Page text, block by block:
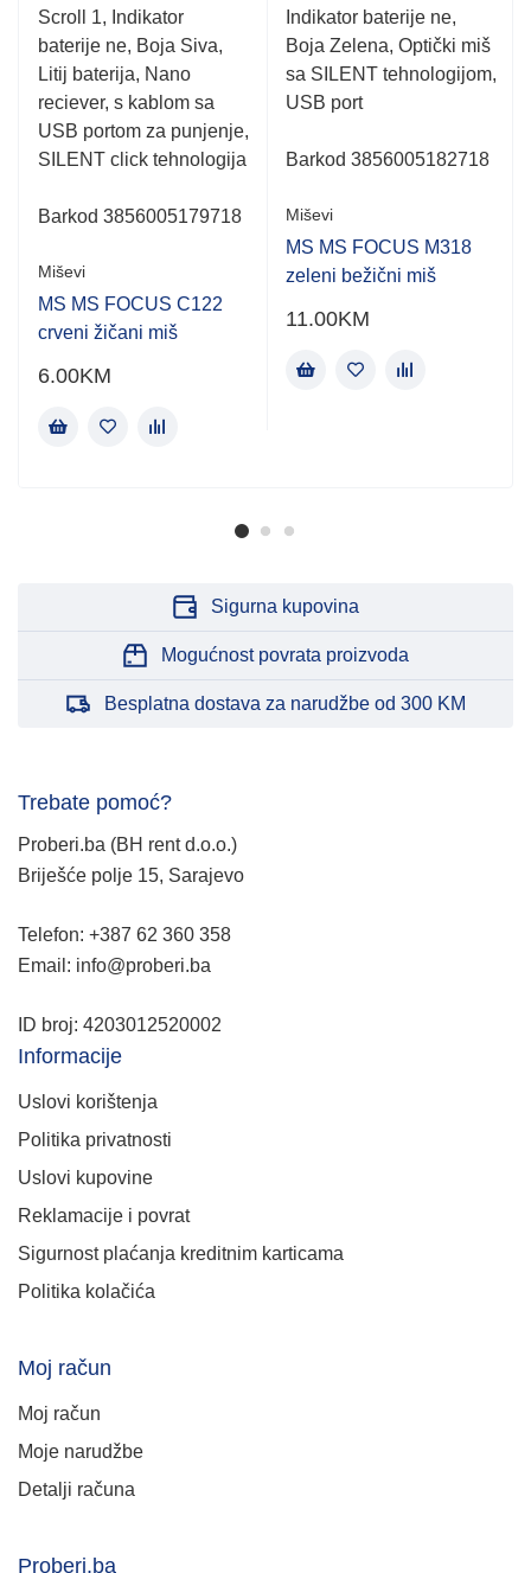
Scroll 1, Indikator
baterije ne, Boja Siva,
Litij baterija, Nano
reciever, s kablom sa
USB portom za punjenje,
SILENT click tehnologija
Barkod 3856005179718
Miševi
MS MS FOCUS C122
crveni žičani miš
6.00KM
Indikator baterije ne,
Boja Zelena, Optički miš
sa SILENT tehnologijom,
USB port
Barkod 3856005182718
Miševi
MS MS FOCUS M318
zeleni bežični miš
11.00KM
Sigurna kupovina
Mogućnost povrata proizvoda
Besplatna dostava za narudžbe od 300 KM
Trebate pomoć?
Proberi.ba (BH rent d.o.o.)
Briješće polje 15, Sarajevo
Telefon: +387 62 360 358
Email: info@proberi.ba
ID broj: 4203012520002
Informacije
Uslovi korištenja
Politika privatnosti
Uslovi kupovine
Reklamacije i povrat
Sigurnost plaćanja kreditnim karticama
Politika kolačića
Moj račun
Moj račun
Moje narudžbe
Detalji računa
Proberi.ba